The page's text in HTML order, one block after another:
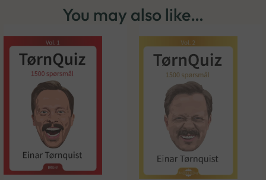
You may also like…